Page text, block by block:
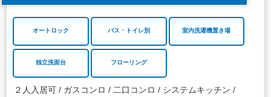
オートロック バス・トイレ別 室内洗濯機置き場
独立洗面台 フローリング
２人入居可 ガスコンロ 二口コンロ
システムキッチン